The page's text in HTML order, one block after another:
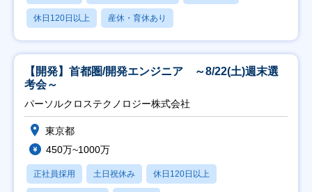
休日120日以上 産休・育休あり
【開発】首都圏/開発エンジニア ～8/22(土)週末選
考会～
パーソルクロステクノロジー株式会社
東京都
450万~1000万
正社員採用 土日祝休み 休日120日以上